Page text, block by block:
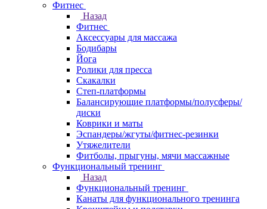
Фитнес
Назад
Фитнес
Аксессуары для массажа
Бодибары
Йога
Ролики для пресса
Скакалки
Степ-платформы
Балансирующие платформы/полусферы/
диски
Коврики и маты
Эспандеры/жгуты/фитнес-резинки
Утяжелители
Фитболы, прыгуны, мячи массажные
Функциональный тренинг
Назад
Функциональный тренинг
Канаты для функционального тренинга